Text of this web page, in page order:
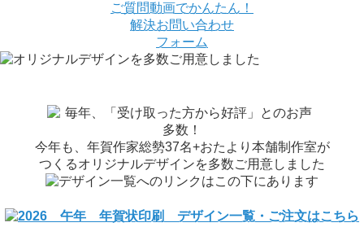
ご質問動画でかんたん！
解決お問い合わせ
フォーム
今年も、年賀作家総勢37名+おたより本舗制作室が
つくるオリジナルデザインを多数ご用意しました